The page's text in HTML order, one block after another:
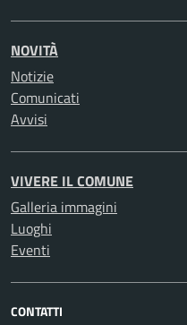
NOVITÀ
Notizie
Comunicati
Avvisi
VIVERE IL COMUNE
Galleria immagini
Luoghi
Eventi
CONTATTI